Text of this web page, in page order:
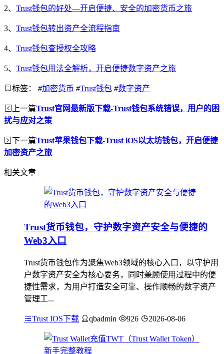
2、 Trust钱包的好处—开启便捷、安全的加密货币之旅
3、 Trust钱包转出资产全流程指南
4、 Trust钱包查授权全攻略
5、 Trust钱包用法全解析，开启便捷数字资产之旅
标签： #加密货币 #Trust钱包 #数字资产
上一篇Trust官网最新版下载-Trust钱包系统错误，用户的困
扰与应对之策
下一篇Trust苹果钱包下载-Trust iOS以太坊钱包，开启便捷
加密资产之旅
相关文章
Trust货币钱包，守护数字资产安全与便捷的
Web3入口
Trust货币钱包作为聚焦Web3领域的核心入口，以守护用
户数字资产安全为核心要务，同时兼顾使用过程中的便
捷性需求，为用户打造安全可靠、操作顺畅的数字资产
管理工...
Trust IOS下载 qbadmin 926 2026-08-06